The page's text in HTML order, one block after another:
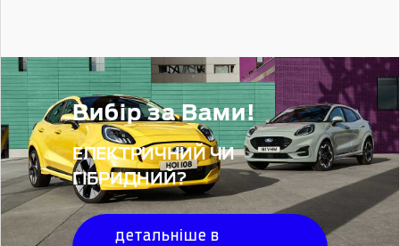
Вибір за Вами!
ЕЛЕКТРИЧНИЙ ЧИ
ГІБРИДНИЙ?
детальніше в